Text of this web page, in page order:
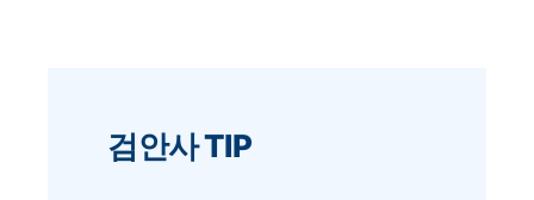
검안사 TIP